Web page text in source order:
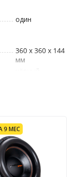
один
360 x 360 x 144
мм
9 МЕС